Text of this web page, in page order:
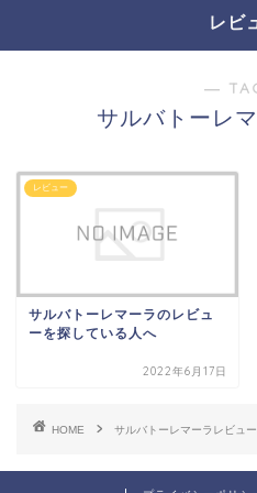
レビ
―
サルバトーレ
レビュー
サルバトーレマーラのレビュ
ーを探している人へ
2022年6月17日
HOME サルバトーレマーラレビュー